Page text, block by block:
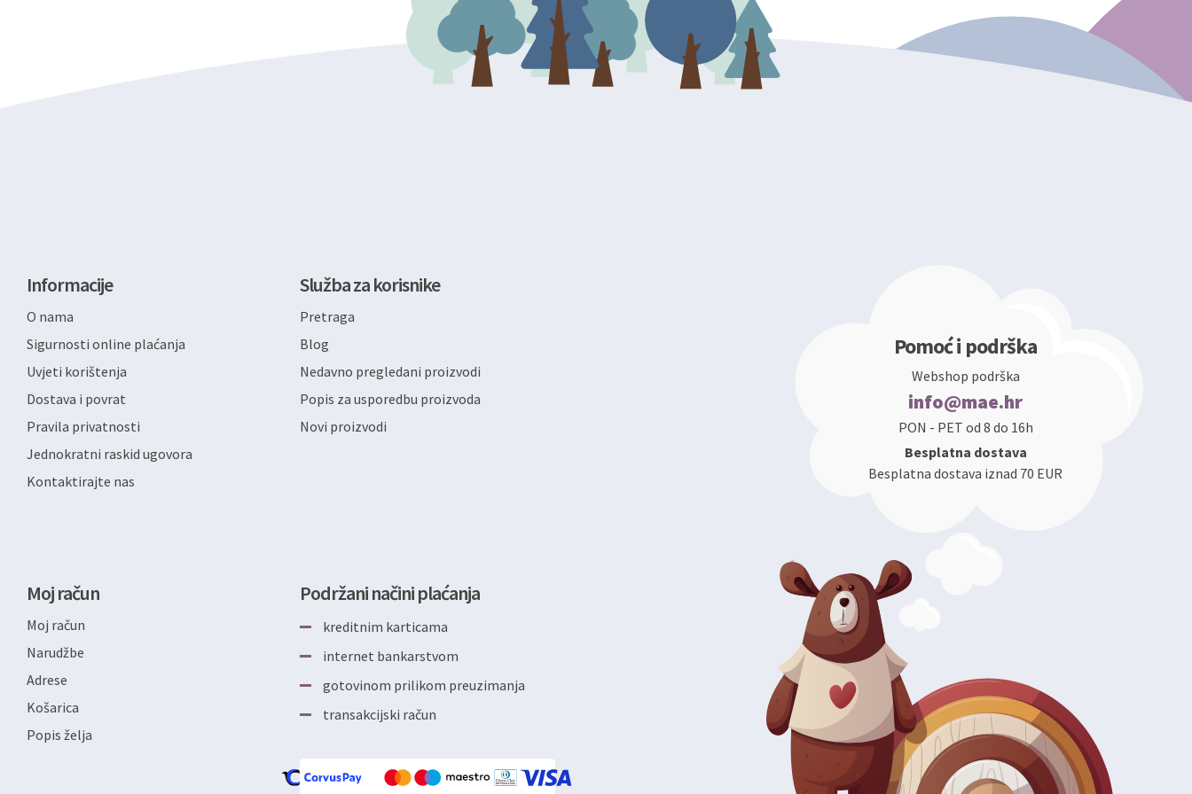
Informacije
O nama
Sigurnosti online plaćanja
Uvjeti korištenja
Dostava i povrat
Pravila privatnosti
Jednokratni raskid ugovora
Kontaktirajte nas
Služba za korisnike
Pretraga
Blog
Nedavno pregledani proizvodi
Popis za usporedbu proizvoda
Novi proizvodi
Moj račun
Moj račun
Narudžbe
Adrese
Košarica
Popis želja
Podržani načini plaćanja
kreditnim karticama
internet bankarstvom
gotovinom prilikom preuzimanja
transakcijski račun
Pomoć i podrška
Webshop podrška
info@mae.hr
PON - PET od 8 do 16h
Besplatna dostava
Besplatna dostava iznad 70 EUR